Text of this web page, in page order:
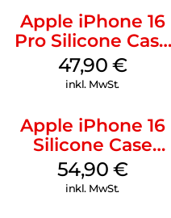
Apple iPhone 16
Pro Silicone Case
MagSafe Denim
47,90 €
inkl. MwSt.
Apple iPhone 16
Silicone Case
MagSafe Black
54,90 €
inkl. MwSt.